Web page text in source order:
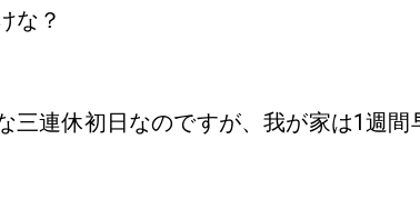
な？
三連休初日なのですが、我が家は1週